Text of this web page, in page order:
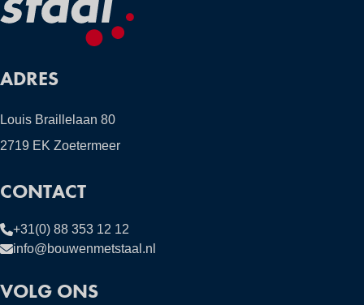
ADRES
Louis Braillelaan 80
2719 EK Zoetermeer
CONTACT
+31(0) 88 353 12 12
info@bouwenmetstaal.nl
VOLG ONS